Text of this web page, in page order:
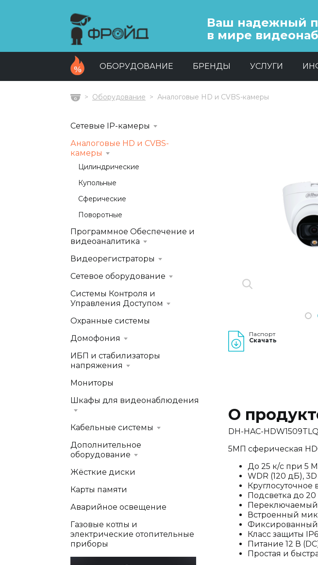
Ваш надежный
в мире
ОБОРУДОВАНИЕ БРЕНДЫ УСЛУГИ
ГлавнаяОборудование Аналоговые HD и CVBS-камеры
1
Паспорт
Скачать
О
DH-HAC-
5МП сферическая
До 25 к/с при 5
WDR (120 дБ),
Подсветка до 20
Переключаемый
Встроенный
Фиксированный
Класс защиты
Питание 12 В
Простая и
Сетевые IP-камеры
Аналоговые HD и CVBS-
камеры
Цилиндрические
Купольные
Сферические
Поворотные
Программное Обеспечение и
видеоаналитика
Видеорегистраторы
Сетевое оборудование
Системы Контроля и
Управления Доступом
Охранные системы
Домофония
ИБП и стабилизаторы
напряжения
Мониторы
Шкафы для видеонаблюдения
Кабельные системы
Дополнительное
оборудование
Жёсткие диски
Карты памяти
Аварийное освещение
Газовые котлы и
электрические отопительные
приборы